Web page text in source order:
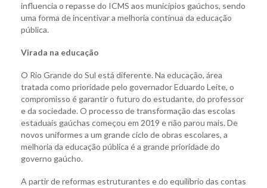
influencia o repasse do ICMS aos municípios gaúchos, sendo
uma forma de incentivar a melhoria contínua da educação
pública.
Virada na educação
O Rio Grande do Sul está diferente. Na educação, área
tratada como prioridade pelo governador Eduardo Leite, o
compromisso é garantir o futuro do estudante, do professor
e da sociedade. O processo de transformação das escolas
estaduais gaúchas começou em 2019 e não parou mais. De
novos uniformes a um grande ciclo de obras escolares, a
melhoria da educação pública é a grande prioridade do
governo gaúcho.
A partir de reformas estruturantes e do equilíbrio das contas